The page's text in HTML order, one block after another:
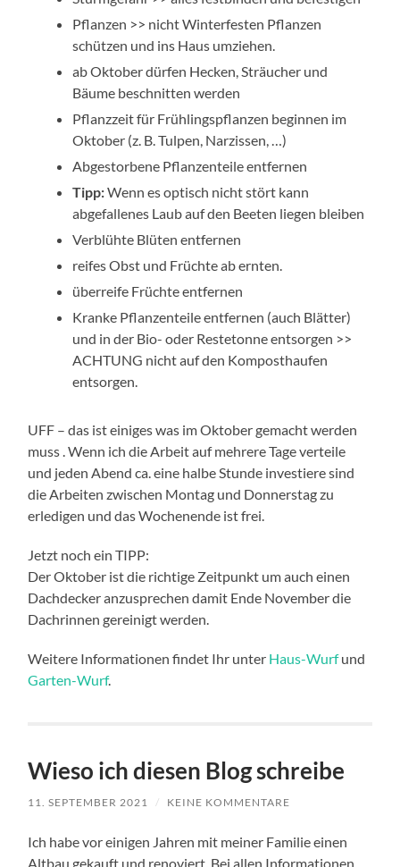
Pflanzen >> nicht Winterfesten Pflanzen
schützen und ins Haus umziehen.
ab Oktober dürfen Hecken, Sträucher und
Bäume beschnitten werden
Pflanzzeit für Frühlingspflanzen beginnen im
Oktober (z. B. Tulpen, Narzissen, …)
Abgestorbene Pflanzenteile entfernen
Tipp:Wenn es optisch nicht stört kann
abgefallenes Laub auf den Beeten liegen bleiben
Verblühte Blüten entfernen
reifes Obst und Früchte ab ernten.
überreife Früchte entfernen
Kranke Pflanzenteile entfernen (auch Blätter)
und in der Bio- oder Restetonne entsorgen >>
ACHTUNG nicht auf den Komposthaufen
entsorgen.
UFF – das ist einiges was im Oktober gemacht werden
muss . Wenn ich die Arbeit auf mehrere Tage verteile
und jeden Abend ca. eine halbe Stunde investiere sind
die Arbeiten zwischen Montag und Donnerstag zu
erledigen und das Wochenende ist frei.
Jetzt noch ein TIPP:
Der Oktober ist die richtige Zeitpunkt um auch einen
Dachdecker anzusprechen damit Ende November die
Dachrinnen gereinigt werden.
Weitere Informationen findet Ihr unter Haus-Wurfund
Garten-Wurf.
Wieso ich diesen Blog schreibe
11. SEPTEMBER 2021 / KEINE KOMMENTARE
Ich habe vor einigen Jahren mit meiner Familie einen
Altbau gekauft und renoviert. Bei allen Informationen